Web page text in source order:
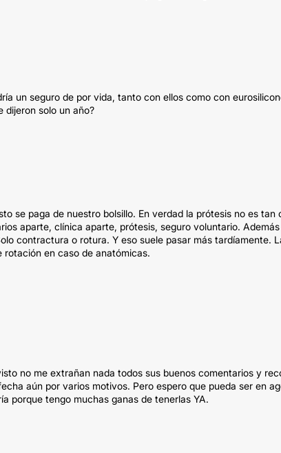
un seguro de por vida, tanto con ellos como con
dijeron solo un año?
se paga de nuestro bolsillo. En verdad la prótesis no es
aparte, clínica aparte, prótesis, seguro voluntario.
contractura o rotura. Y eso suele pasar más tardíamente.
rotación en caso de anatómicas.
no me extrañan nada todos sus buenos comentarios y
aún por varios motivos. Pero espero que pueda ser en
porque tengo muchas ganas de tenerlas YA.